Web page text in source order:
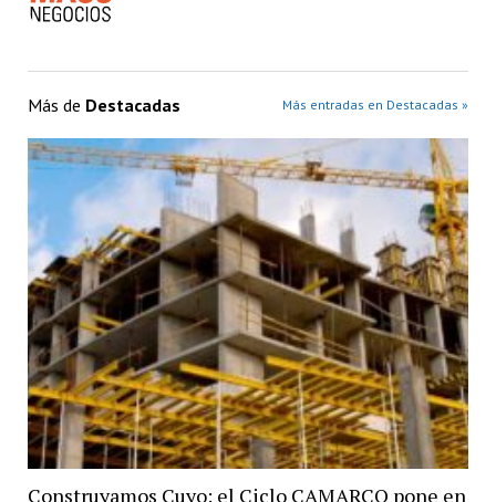
Más de Destacadas Más entradas en Destacadas »
Construyamos Cuyo: el Ciclo CAMARCO pone en